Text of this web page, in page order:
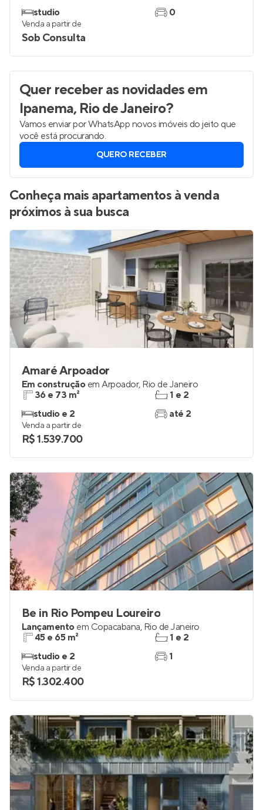
studio 0
Venda a partir de
Sob Consulta
Quer receber as novidadesem
Ipanema, Rio de Janeiro?
Vamos enviar por WhatsApp novos imóveis do jeito que
você está procurando.
QUERO RECEBER
Conheça mais apartamentos à venda
próximos à sua busca
Amaré Arpoador
Em construção em Arpoador, Rio de Janeiro
36 e 73 m²
studio e 2
1 e 2
até 2
Venda a partir de
R$ 1.539.700
Be in Rio Pompeu Loureiro
Lançamento em Copacabana, Rio de Janeiro
45 e 65 m²
studio e 2
1 e 2
1
Venda a partir de
R$ 1.302.400